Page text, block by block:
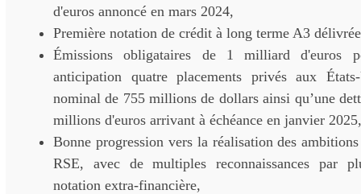
d'euros annoncé en mars 2024,
Première notation de crédit à long terme A3
Émissions obligataires de 1 milliard d'euros
anticipation quatre placements privés aux
nominal de 755 millions de dollars ainsi qu’une
millions d'euros arrivant à échéance en janvier 2025,
Bonne progression vers la réalisation des
RSE, avec de multiples reconnaissances par
notation extra-financière,